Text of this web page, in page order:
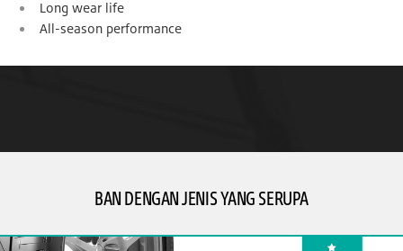
Long wear life
All-season performance
BAN DENGAN JENIS YANG SERUPA